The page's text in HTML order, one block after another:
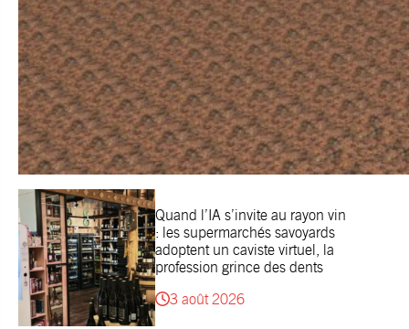
Quand l’IA s’invite au rayon vin
: les supermarchés savoyards
adoptent un caviste virtuel, la
profession grince des dents
3 août 2026